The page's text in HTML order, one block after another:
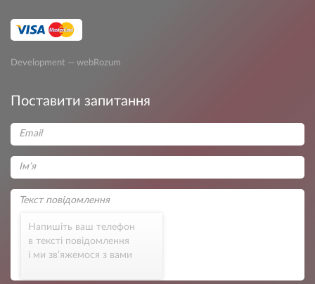
Development — webRozum
Поставити запитання
Напишіть ваш телефон
в тексті повідомлення
і ми зв’яжемося з вами